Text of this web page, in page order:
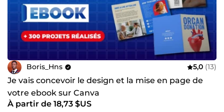
Boris_Hns 5,0 (13)
Je vais concevoir le design et la mise en page de
votre ebook sur Canva
À partir de 18,73 $US